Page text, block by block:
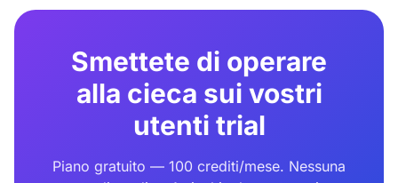
Smettete di operare
alla cieca sui vostri
utenti trial
Piano gratuito — 100 crediti/mese. Nessuna